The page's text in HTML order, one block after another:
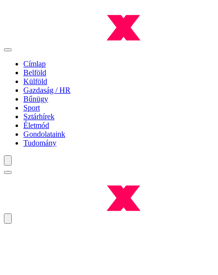
Címlap
Belföld
Külföld
Gazdaság / HR
Bűnügy
Sport
Sztárhírek
Életmód
Gondolataink
Tudomány